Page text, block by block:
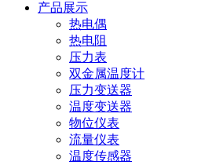
产品展示
热电偶
热电阻
压力表
双金属温度计
压力变送器
温度变送器
物位仪表
流量仪表
温度传感器